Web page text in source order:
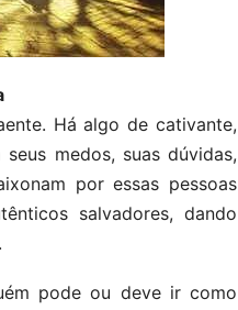
Há algo de cativante,
medos, suas dúvidas,
por essas pessoas
salvadores, dando
pode ou deve ir como